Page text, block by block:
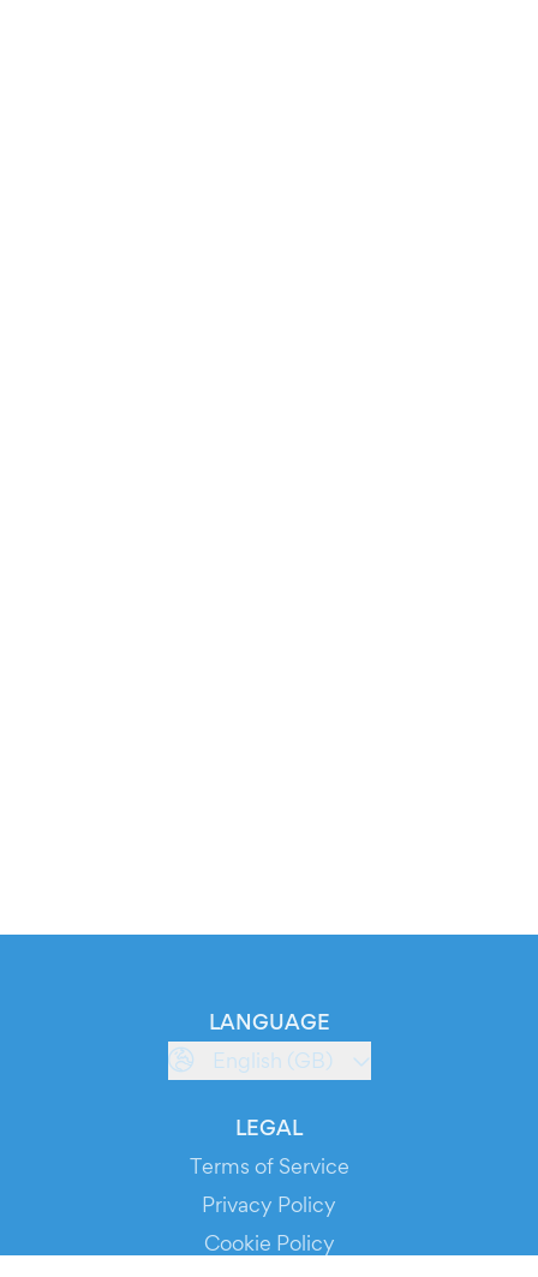
LANGUAGE
English (GB)
LEGAL
Terms of Service
Privacy Policy
Cookie Policy